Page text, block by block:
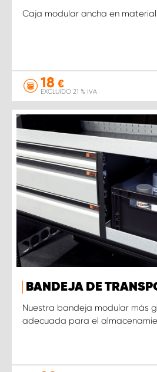
Caja modular ancha en
18 €
EXCLUIDO 21 % IVA
BANDEJA DE
Nuestra bandeja modular más
adecuada para el